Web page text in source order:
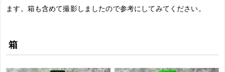
ます。箱も含めて撮影しましたので参考にしてみてください。
箱